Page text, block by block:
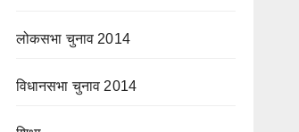
लोकसभा चुनाव 2014
विधानसभा चुनाव 2014